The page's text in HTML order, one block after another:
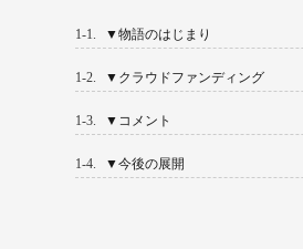
1-1. ▼物語のはじまり
1-2. ▼クラウドファンディング
1-3. ▼コメント
1-4. ▼今後の展開